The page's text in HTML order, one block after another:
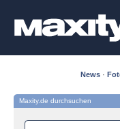
News ·
Maxity.de durchsuchen